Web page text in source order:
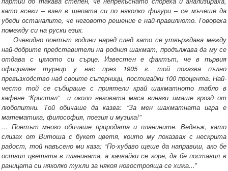
като всеки – взел в шепата си по няколко фигури – се мъчеше да
убеди останалите, че неговото решение е най-правилното. Говореха
помежду си на руски език.
Очевидно поетът години наред след като се утвърждава между
най-добрите представители на родния шахмат, продължава да му се
отдава с цялото си сърце. Известен е фактът, че в първия
официален турнир у нас през 1905 г. той показва пълно
превъзходство над своите съперници, постигайки 100 процента. Най-
често той се събираше с приятели край шахматното табло в
кафене “Кристал” и около неговата маса винаги имаше грозд от
любопитни. Той обичаше да казва: “За мен шахматната игра е
математика, философия, поезия и музика!”
... Поетът много обичаше природата и планините. Веднъж, като
слизах от Витоша с букет цветя, които му показвах с нескрита
радост, той навъсено ми каза: “По-хубаво щеше да направиш, ако бе
оствил цветята в планината, а качвайки се горе, да бе поставил в
раницата си няколко тухли за някоя новострояща се хижа...”